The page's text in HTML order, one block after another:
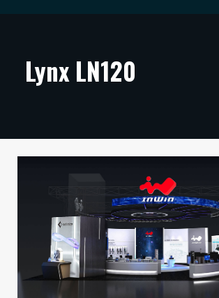
ARTIKKELIT
TECHBBS
VAIHDA TEEMA
Lynx LN120